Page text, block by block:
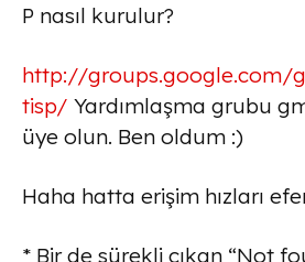
P nasıl kurulur?
http://groups.google.com/
tisp/ Yardımlaşma grubu
üye olun. Ben oldum :)
Haha hatta erişim hızları
* Bir de sürekli çıkan “Not